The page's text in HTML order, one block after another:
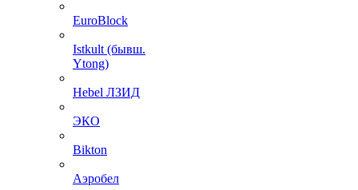
EuroBlock
Istkult (бывш.
Ytong)
Hebel ЛЗИД
ЭКО
Bikton
Аэробел